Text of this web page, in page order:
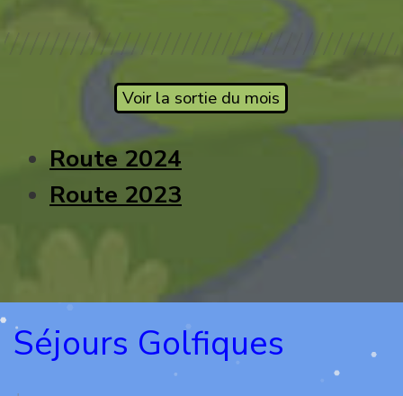
Voir la sortie du mois
Voir les sorties
Route 2026
Route 2025
Route 2024
Route 2023
Séjours Golfiques